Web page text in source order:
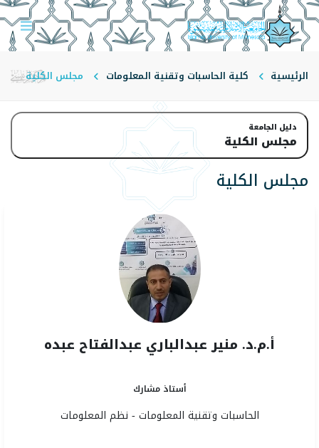
الرئيسية كلية الحاسبات وتقنية المعلومات مجلس الكلية
دليل الجامعة
مجلس الكلية
مجلس الكلية
أ.م.د. منير عبدالباري عبدالفتاح عبده
أستاذ مشارك
الحاسبات وتقنية المعلومات - نظم المعلومات